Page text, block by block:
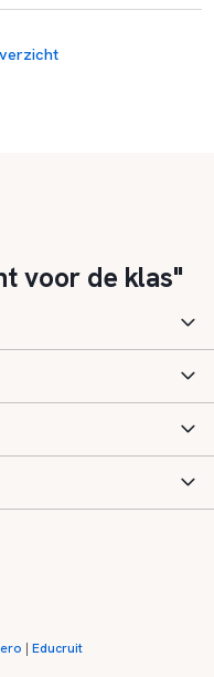
voor de klas"
|Educruit